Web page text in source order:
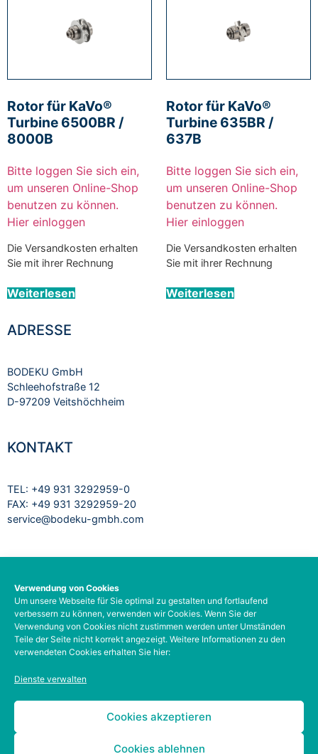
Verwendung von Cookies
Um unsere Webseite für Sie optimal zu gestalten und fortlaufend
verbessern zu können, verwenden wir Cookies. Wenn Sie der
Verwendung von Cookies nicht zustimmen werden unter Umständen
Teile der Seite nicht korrekt angezeigt. Weitere Informationen zu den
verwendeten Cookies erhalten Sie hier:
Dienste verwalten
Cookies akzeptieren
Cookies ablehnen
Rotor für KaVo®
Turbine 6500BR /
8000B
Bitte loggen Sie sich ein,
um unseren Online-Shop
benutzen zu können.
Hier einloggen
Die Versandkosten erhalten
Sie mit ihrer Rechnung
Weiterlesen
Rotor für KaVo®
Turbine 635BR /
637B
Bitte loggen Sie sich ein,
um unseren Online-Shop
benutzen zu können.
Hier einloggen
Die Versandkosten erhalten
Sie mit ihrer Rechnung
Weiterlesen
ADRESSE
BODEKU GmbH
Schleehofstraße 12
D-97209 Veitshöchheim
KONTAKT
TEL: +49 931 3292959-0
FAX: +49 931 3292959-20
service@bodeku-gmbh.com
Impressum
Datenschutzbelehrung
AGB
Barrierefreiheit
Kontodetails